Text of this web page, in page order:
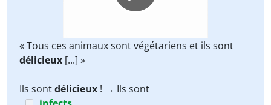
« Tous ces animaux sont végétariens et ils sont
délicieux [...] »
Ils sontdélicieux ! → Ils sont